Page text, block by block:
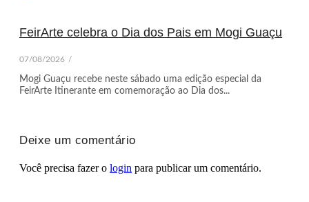
FeirArte celebra o Dia dos Pais em Mogi Guaçu
07/08/2026 /
Mogi Guaçu recebe neste sábado uma edição especial da
FeirArte Itinerante em comemoração ao Dia dos...
Deixe um comentário
Você precisa fazer o login para publicar um comentário.